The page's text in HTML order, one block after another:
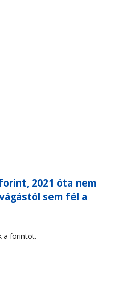
2021 óta nem
sem fél a
a forintot.